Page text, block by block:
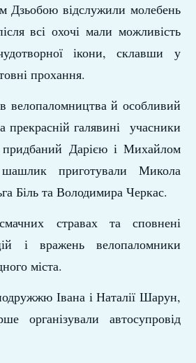
Дзьобою відслужили молебень
всі охочі мали можливість
ікони, склавши у
прохання.
велопаломництва й особливий
прекрасній галявині учасники
придбаний Дарією і Михайлом
приготували Микола
Біль та Володимира Черкас.
стравах та сповнені
і вражень велопаломники
міста.
Івана і Наталії Шарун,
організували автосупровід